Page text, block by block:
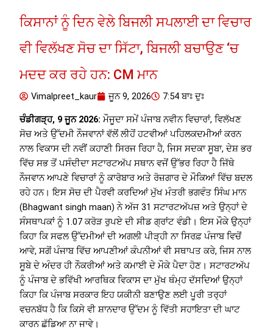
ਕਿਸਾਨਾਂ ਨੂੰ ਦਿਨ ਵੇਲੇ ਬਿਜਲੀ ਸਪਲਾਈ ਦਾ ਵਿਚਾਰ
ਵੀ ਵਿਲੱਖਣ ਸੋਚ ਦਾ ਸਿੱਟਾ, ਬਿਜਲੀ ਬਚਾਉਣ ‘ਚ
ਮਦਦ ਕਰ ਰਹੇ ਹਨ: CM ਮਾਨ
Vimalpreet_kaur ਜੂਨ 9, 2026 7:54 ਬਾਃ ਦੁਃ
ਚੰਡੀਗੜ੍ਹ, 9 ਜੂਨ 2026:ਮੌਜੂਦਾ ਸਮੇਂ ਪੰਜਾਬ ਨਵੀਨ ਵਿਚਾਰਾਂ, ਵਿਲੱਖਣ
ਸੋਚ ਅਤੇ ਉੱਦਮੀ ਨੌਜਵਾਨਾਂ ਵੱਲੋਂ ਲੀਹੋਂ ਹਟਵੀਆਂ ਪਹਿਲਕਦਮੀਆਂ ਕਰਨ
ਨਾਲ ਵਿਕਾਸ ਦੀ ਨਵੀਂ ਕਹਾਣੀ ਸਿਰਜ ਰਿਹਾ ਹੈ, ਜਿਸ ਸਦਕਾ ਸੂਬਾ, ਦੇਸ਼ ਭਰ
ਵਿੱਚ ਸਭ ਤੋਂ ਪਸੰਦੀਦਾ ਸਟਾਰਟਅੱਪ ਸਥਾਨ ਵਜੋਂ ਉੱਭਰ ਰਿਹਾ ਹੈ ਜਿੱਥੇ
ਨੌਜਵਾਨ ਆਪਣੇ ਵਿਚਾਰਾਂ ਨੂੰ ਕਾਰੋਬਾਰ ਅਤੇ ਰੋਜ਼ਗਾਰ ਦੇ ਮੌਕਿਆਂ ਵਿੱਚ ਬਦਲ
ਰਹੇ ਹਨ। ਇਸ ਸੋਚ ਦੀ ਪੈਰਵੀ ਕਰਦਿਆਂ ਮੁੱਖ ਮੰਤਰੀ ਭਗਵੰਤ ਸਿੰਘ ਮਾਨ
(Bhagwant singh maan) ਨੇ ਅੱਜ 31 ਸਟਾਰਟਅੱਪਜ਼ ਅਤੇ ਉਨ੍ਹਾਂ ਦੇ
ਸੰਸਥਾਪਕਾਂ ਨੂੰ 1.07 ਕਰੋੜ ਰੁਪਏ ਦੀ ਸੀਡ ਗ੍ਰਾਂਟ ਵੰਡੀ। ਇਸ ਮੌਕੇ ਉਨ੍ਹਾਂ
ਕਿਹਾ ਕਿ ਸਫਲ ਉੱਦਮੀਆਂ ਦੀ ਅਗਲੀ ਪੀੜ੍ਹੀ ਨਾ ਸਿਰਫ਼ ਪੰਜਾਬ ਵਿਚੋਂ
ਆਵੇ, ਸਗੋਂ ਪੰਜਾਬ ਵਿੱਚ ਆਪਣੀਆਂ ਕੰਪਨੀਆਂ ਵੀ ਸਥਾਪਤ ਕਰੇ, ਜਿਸ ਨਾਲ
ਸੂਬੇ ਦੇ ਅੰਦਰ ਹੀ ਨੌਕਰੀਆਂ ਅਤੇ ਕਮਾਈ ਦੇ ਮੌਕੇ ਪੈਦਾ ਹੋਣ। ਸਟਾਰਟਅੱਪ
ਨੂੰ ਪੰਜਾਬ ਦੇ ਭਵਿੱਖੀ ਆਰਥਿਕ ਵਿਕਾਸ ਦਾ ਮੁੱਖ ਥੰਮ੍ਹ ਦੱਸਦਿਆਂ ਉਨ੍ਹਾਂ
ਕਿਹਾ ਕਿ ਪੰਜਾਬ ਸਰਕਾਰ ਇਹ ਯਕੀਨੀ ਬਣਾਉਣ ਲਈ ਪੂਰੀ ਤਰ੍ਹਾਂ
ਵਚਨਬੱਧ ਹੈ ਕਿ ਕਿਸੇ ਵੀ ਸ਼ਾਨਦਾਰ ਉੱਦਮ ਨੂੰ ਵਿੱਤੀ ਸਹਾਇਤਾ ਦੀ ਘਾਟ
ਕਾਰਨ ਛੱਡਿਆ ਨਾ ਜਾਵੇ।